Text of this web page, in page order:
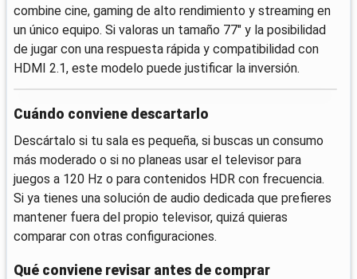
combine cine, gaming de alto rendimiento y streaming en
un único equipo. Si valoras un tamaño 77" y la posibilidad
de jugar con una respuesta rápida y compatibilidad con
HDMI 2.1, este modelo puede justificar la inversión.
Cuándo conviene descartarlo
Descártalo si tu sala es pequeña, si buscas un consumo
más moderado o si no planeas usar el televisor para
juegos a 120 Hz o para contenidos HDR con frecuencia.
Si ya tienes una solución de audio dedicada que prefieres
mantener fuera del propio televisor, quizá quieras
comparar con otras configuraciones.
Qué conviene revisar antes de comprar